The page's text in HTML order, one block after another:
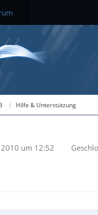
Hilfe & Unterstützung
2010 um 12:52